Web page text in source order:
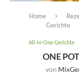
Home
Gerichte
All-in-One Gerichte
ONE
von